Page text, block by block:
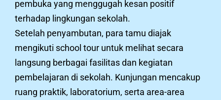
pembuka yang menggugah kesan positif
terhadap lingkungan sekolah.
Setelah penyambutan, para tamu diajak
mengikuti school tour untuk melihat secara
langsung berbagai fasilitas dan kegiatan
pembelajaran di sekolah. Kunjungan mencakup
ruang praktik, laboratorium, serta area-area